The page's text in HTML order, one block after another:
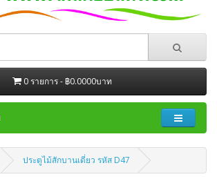
0 รายการ - ฿0.0000บาท
ประตูไม้สักบานเดี่ยว รหัส D47